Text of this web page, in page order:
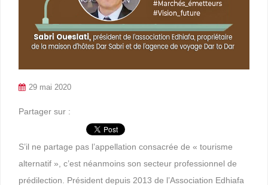
29 mai 2020
Partager sur :
S’il ne partage pas l’appellation consacrée de « tourisme
alternatif », c’est néanmoins son secteur professionnel de
prédilection. Président depuis 2013 de l’Association Edhiafa